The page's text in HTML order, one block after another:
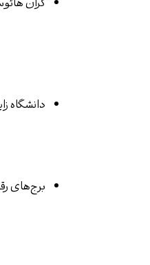
دانشگاه
برج‌های